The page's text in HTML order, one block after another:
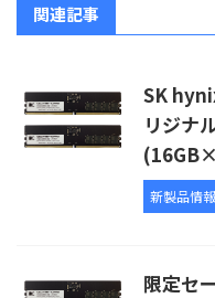
関連記事
SK
リジナ
新製品情報
限定セ